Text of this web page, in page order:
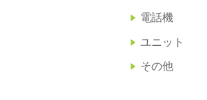
電話機
ユニット
その他